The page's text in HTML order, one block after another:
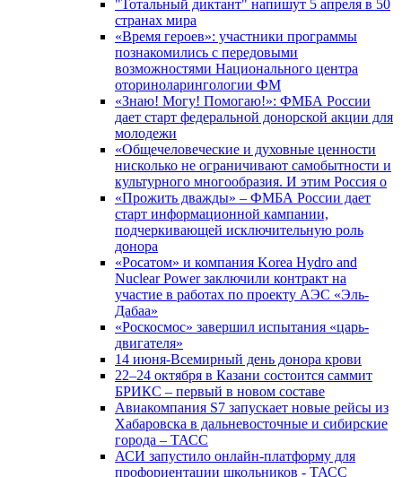
"Тотальный диктант" напишут 5 апреля в 50
странах мира
«Время героев»: участники программы
познакомились с передовыми
возможностями Национального центра
оториноларингологии ФМ
«Знаю! Могу! Помогаю!»: ФМБА России
дает старт федеральной донорской акции для
молодежи
«Общечеловеческие и духовные ценности
нисколько не ограничивают самобытности и
культурного многообразия. И этим Россия о
«Прожить дважды» – ФМБА России дает
старт информационной кампании,
подчеркивающей исключительную роль
донора
«Росатом» и компания Korea Hydro and
Nuclear Power заключили контракт на
участие в работах по проекту АЭС «Эль-
Дабаа»
«Роскосмос» завершил испытания «царь-
двигателя»
14 июня-Всемирный день донора крови
22–24 октября в Казани состоится саммит
БРИКС – первый в новом составе
Авиакомпания S7 запускает новые рейсы из
Хабаровска в дальневосточные и сибирские
города – ТАСС
АСИ запустило онлайн-платформу для
профориентации школьников - ТАСС